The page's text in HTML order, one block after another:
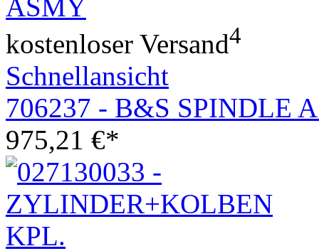
kostenloser Versand4
Schnellansicht
706237 - B&S SPINDLE
975,21 €*